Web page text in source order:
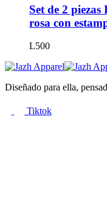
Set de 2
rosa con
L500
Diseñado para ella,
Tiktok